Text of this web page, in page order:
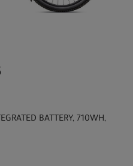
BATTERY, 710WH,